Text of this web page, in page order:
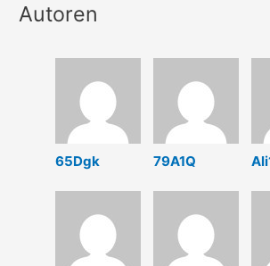
Autoren
65Dgk 79A1Q